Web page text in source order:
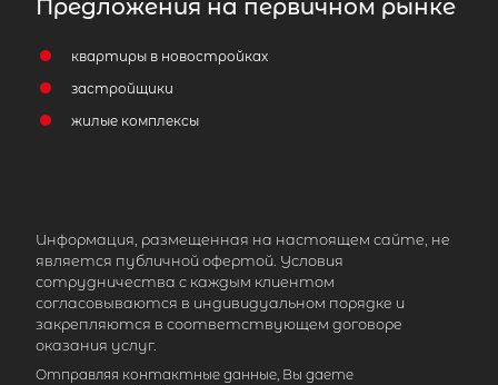
Коттедж площадью 263 м
,
район, Бугровское городское
деревня Энколово
18 000 000 ₽
Предложения на первичном рынке
квартиры в новостройках
застройщики
жилые комплексы
Информация, размещенная на настоящем сайте, не
является публичной офертой. Условия
сотрудничества с каждым клиентом
согласовываются в индивидуальном порядке и
закрепляются в соответствующем договоре
оказания услуг.
Отправляя контактные данные, Вы даете